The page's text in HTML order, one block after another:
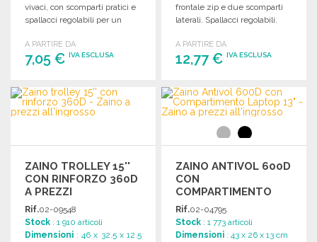
vivaci, con scomparti pratici e
spallacci regolabili per un
A PARTIRE DA
7,05 € IVA ESCLUSA
ORDINARE
Richiedi un preventivo
frontale zip e due scomparti
laterali. Spallacci regolabili.
A PARTIRE DA
12,77 €IVA ESCLUSA
ORDINARE
Richiedi un preventivo
ZAINO TROLLEY 15''
CON RINFORZO 360D
A PREZZI
ALL'INGROSSO
Rif.02-09548
Stock : 1 910 articoli
Dimensioni : 46 x 32.5 x 12.5
ZAINO ANTIVOL 600D
CON
COMPARTIMENTO
LAPTOP 13" A PREZZI
ALL'INGROSSO
Rif.02-04795
Stock : 1 773 articoli
Dimensioni : 43 x 26 x 13 cm